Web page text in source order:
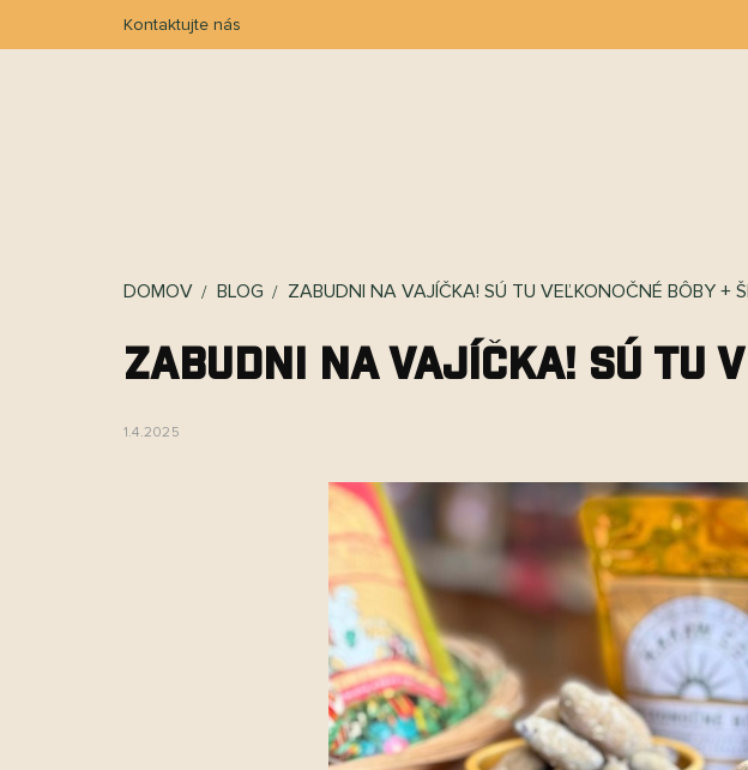
obsah
Kontaktujte nás
DOMOV BLOG ZABUDNI NA VAJÍČKA! SÚ TU VEĽKONOČNÉ BÔBY +
Zabudni na vajíčka! Sú tu
1.4.2025